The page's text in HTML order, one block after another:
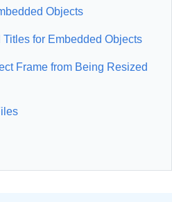
Objects
for Embedded Objects
Frame from Being Resized